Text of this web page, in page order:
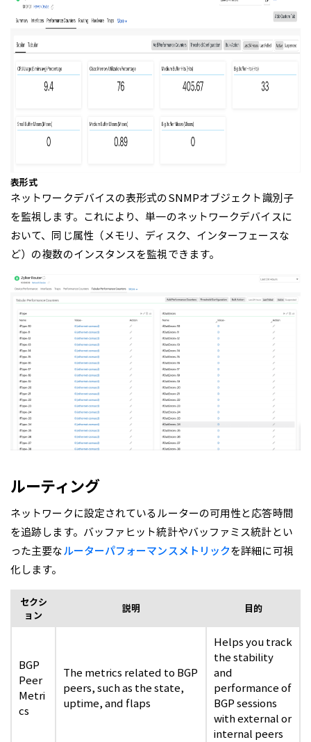
表形式
ネットワークデバイスの表形式のSNMPオブジェクト識別子
を監視します。これにより、単一のネットワークデバイスに
おいて、同じ属性（メモリ、ディスク、インターフェースな
ど）の複数のインスタンスを監視できます。
ルーティング
ネットワークに設定されているルーターの可用性と応答時間
を追跡します。バッファヒット統計やバッファミス統計とい
った主要なルーターパフォーマンスメトリックを詳細に可視
化します。
セクシ
ョン
説明 目的
BGP
Peer
Metri
cs
The metrics related to BGP
peers, such as the state,
uptime, and flaps
Helps you track
the stability
and
performance of
BGP sessions
with external or
internal peers